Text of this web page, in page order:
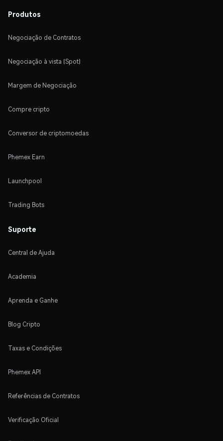
Produtos
Negociação de Contratos
Negociação à vista (Spot)
Margem de Negociação
Compre cripto
Conversor de criptomoedas
Phemex Earn
Launchpool
Trading Bots
Suporte
Central de Ajuda
Academia
Aprenda e Ganhe
Blog Cripto
Taxas e Condições
Phemex API
Referências de Contratos
Verificação Oficial